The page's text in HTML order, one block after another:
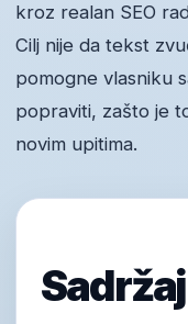
kroz realan SEO
Cilj nije da tekst
pomogne vlasniku
popraviti, zašto je
novim upitima.